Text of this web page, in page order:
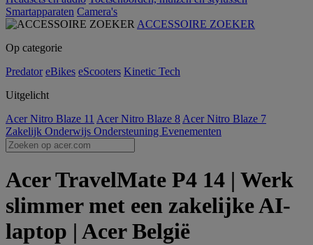
Smartapparaten Camera's
ACCESSOIRE ZOEKER
Op categorie
Predator eBikes eScooters Kinetic Tech
Uitgelicht
Acer Nitro Blaze 11 Acer Nitro Blaze 8 Acer Nitro Blaze 7
Zakelijk Onderwijs Ondersteuning Evenementen
Acer TravelMate P4 14 | Werk
slimmer met een zakelijke AI-
laptop | Acer België